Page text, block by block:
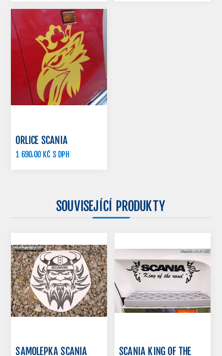
ORLICE SCANIA
1 690,00 KČ S DPH
SOUVISEJÍCÍ PRODUKTY
SAMOLEPKA SCANIA
SCANIA KING OF THE